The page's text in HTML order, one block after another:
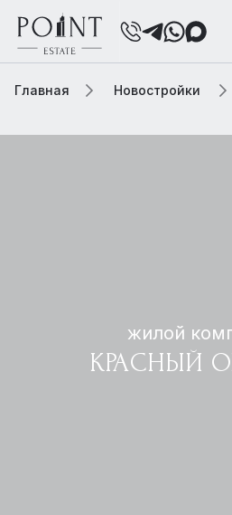
Главная Новостройки
жилой
КРАСНЫЙ